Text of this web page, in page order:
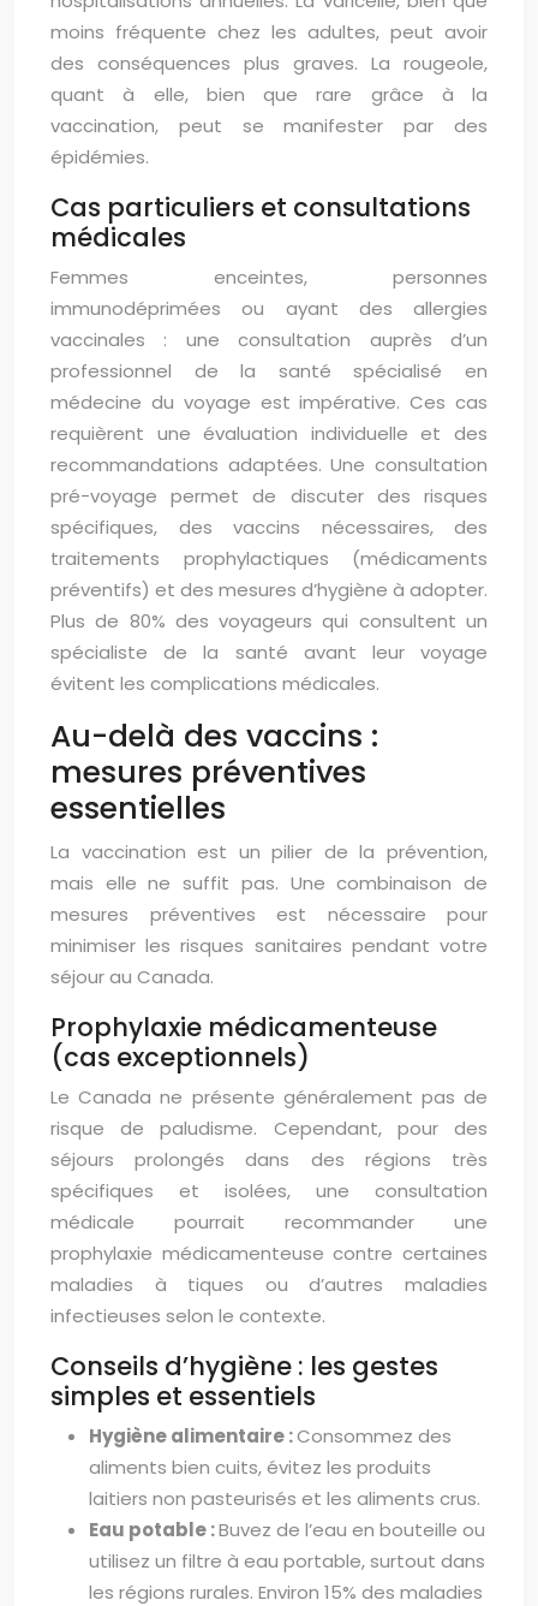
moins fréquente chez les adultes, peut avoir
des conséquences plus graves. La rougeole,
quant à elle, bien que rare grâce à la
vaccination, peut se manifester par des
épidémies.
Cas particuliers et consultations
médicales
Femmes enceintes, personnes
immunodéprimées ou ayant des allergies
vaccinales : une consultation auprès d’un
professionnel de la santé spécialisé en
médecine du voyage est impérative. Ces cas
requièrent une évaluation individuelle et des
recommandations adaptées. Une consultation
pré-voyage permet de discuter des risques
spécifiques, des vaccins nécessaires, des
traitements prophylactiques (médicaments
préventifs) et des mesures d’hygiène à adopter.
Plus de 80% des voyageurs qui consultent un
spécialiste de la santé avant leur voyage
évitent les complications médicales.
Au-delà des vaccins :
mesures préventives
essentielles
La vaccination est un pilier de la prévention,
mais elle ne suffit pas. Une combinaison de
mesures préventives est nécessaire pour
minimiser les risques sanitaires pendant votre
séjour au Canada.
Prophylaxie médicamenteuse
(cas exceptionnels)
Le Canada ne présente généralement pas de
risque de paludisme. Cependant, pour des
séjours prolongés dans des régions très
spécifiques et isolées, une consultation
médicale pourrait recommander une
prophylaxie médicamenteuse contre certaines
maladies à tiques ou d’autres maladies
infectieuses selon le contexte.
Conseils d’hygiène : les gestes
simples et essentiels
Hygiène alimentaire :Consommez des
aliments bien cuits, évitez les produits
laitiers non pasteurisés et les aliments crus.
Eau potable :Buvez de l’eau en bouteille ou
utilisez un filtre à eau portable, surtout dans
les régions rurales. Environ 15% des maladies